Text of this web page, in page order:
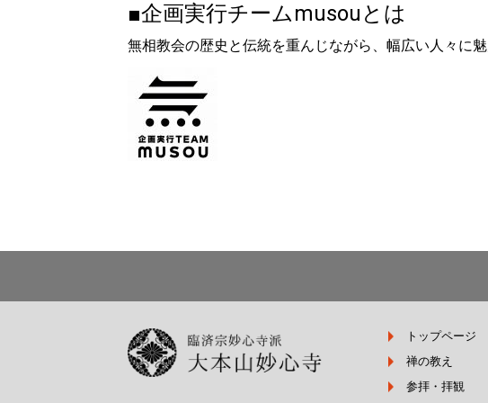
■企画実行チームmusouとは
無相教会の歴史と伝統を重んじながら、幅広い人々に
トップページ
禅の教え
参拝・拝観